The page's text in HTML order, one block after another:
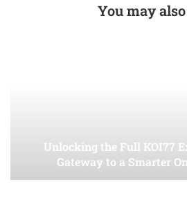
You may
Unlocking the Full KOI77
Gateway to a Smarter